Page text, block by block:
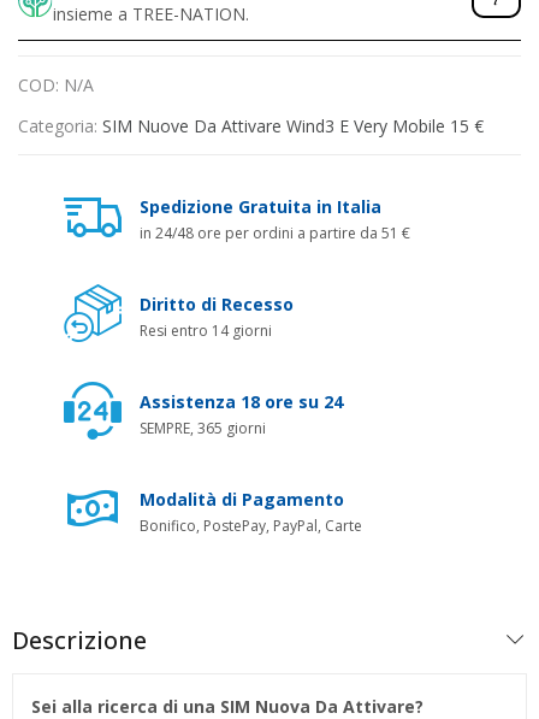
insieme a TREE-NATION.
COD: N/A
Categoria: SIM Nuove Da Attivare Wind3 E Very Mobile 15 €
Spedizione Gratuita in Italia
in 24/48 ore per ordini a partire da 51 €
Diritto di Recesso
Resi entro 14 giorni
Assistenza 18 ore su 24
SEMPRE, 365 giorni
Modalità di Pagamento
Bonifico, PostePay, PayPal, Carte
Descrizione
Sei alla ricerca di una SIM Nuova Da Attivare?